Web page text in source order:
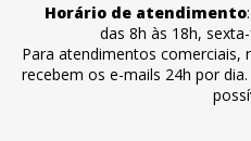
Horário de atendimento:
das 8h às 18h,
Para atendimentos
recebem os e-mails 24h por